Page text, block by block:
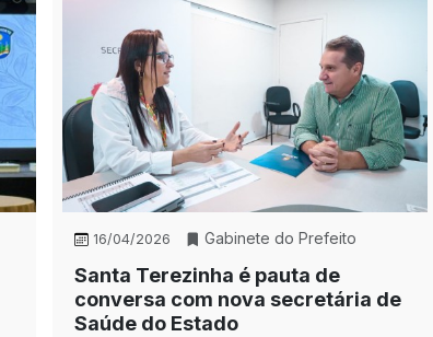
16/04/2026 Gabinete do Prefeito
Santa Terezinha é pauta de
conversa com nova secretária de
Saúde do Estado